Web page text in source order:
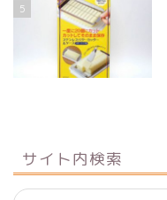
5
サイト内検索